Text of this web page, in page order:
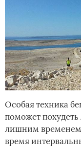
Особая техника
поможет
лишним временем
время